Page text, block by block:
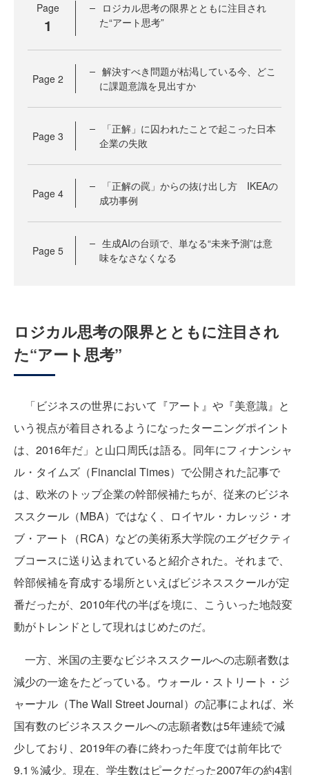
Page
1
ロジカル思考の限界とともに注目され
た“アート思考”
Page 2
解決すべき問題が枯渇している今、どこ
に課題意識を見出すか
Page 3
「正解」に囚われたことで起こった日本
企業の失敗
Page 4
「正解の罠」からの抜け出し方 IKEAの
成功事例
Page 5
生成AIの台頭で、単なる“未来予測”は意
味をなさなくなる
ロジカル思考の限界とともに注目され
た“アート思考”
「ビジネスの世界において『アート』や『美意識』と
いう視点が着目されるようになったターニングポイント
は、2016年だ」と山口周氏は語る。同年にフィナンシャ
ル・タイムズ（Financial Times）で公開された記事で
は、欧米のトップ企業の幹部候補たちが、従来のビジネ
ススクール（MBA）ではなく、ロイヤル・カレッジ・オ
ブ・アート（RCA）などの美術系大学院のエグゼクティ
ブコースに送り込まれていると紹介された。それまで、
幹部候補を育成する場所といえばビジネススクールが定
番だったが、2010年代の半ばを境に、こういった地殻変
動がトレンドとして現れはじめたのだ。
一方、米国の主要なビジネススクールへの志願者数は
減少の一途をたどっている。ウォール・ストリート・ジ
ャーナル（The Wall Street Journal）の記事によれば、米
国有数のビジネススクールへの志願者数は5年連続で減
少しており、2019年の春に終わった年度では前年比で
9.1％減少。現在、学生数はピークだった2007年の約4割